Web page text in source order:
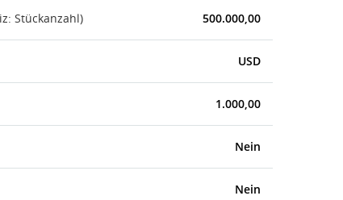
Stückanzahl) 500.000,00
USD
1.000,00
Nein
Nein